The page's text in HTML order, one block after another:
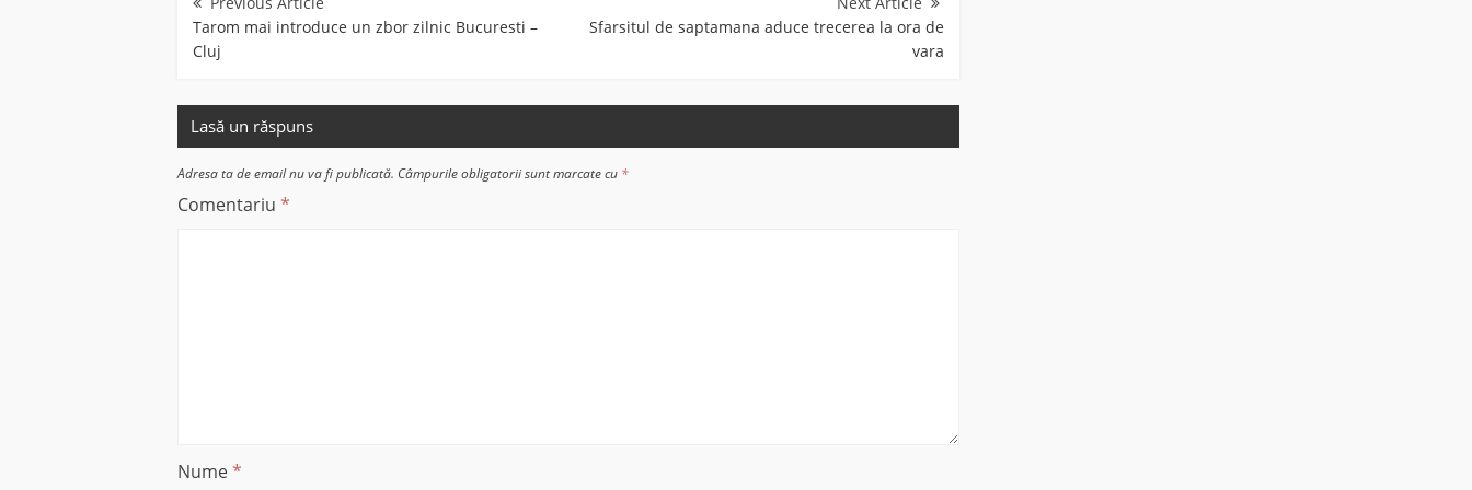
articole
Tarom mai introduce un zbor zilnic Bucuresti –
Cluj
Sfarsitul de saptamana aduce trecerea la ora de
vara
Lasă un răspuns
Adresa ta de email nu va fi publicată. Câmpurile obligatorii sunt marcate cu *
Comentariu *
Nume*